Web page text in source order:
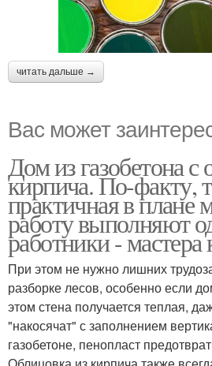
читать дальше →
Вас может
Дом из газобетона с
кирпича. По-факту,
практичная в плане
работу выполняют
работники - мастера
При этом не нужно лишних
разборке лесов, особенно если
этом стена получается теплая,
"накосячат" с заполнением
газобетоне, пенопласт